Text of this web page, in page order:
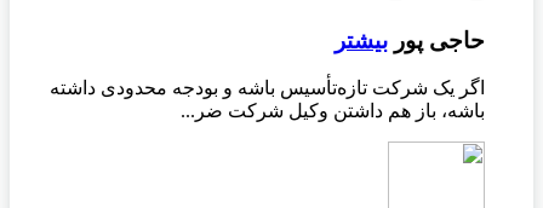
حاجی پور بیشتر
اگر یک شرکت تازه‌تأسیس باشه و بودجه محدودی داشته
باشه، باز هم داشتن وکیل شرکت ضر...